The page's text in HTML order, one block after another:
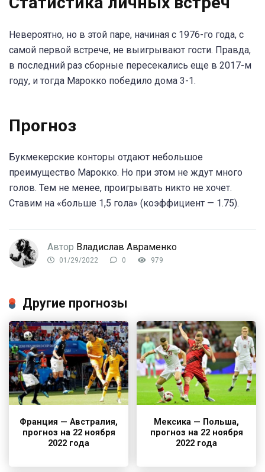
Невероятно, но в этой паре, начиная с 1976-го года, с
самой первой встрече, не выигрывают гости. Правда,
в последний раз сборные пересекались еще в 2017-м
году, и тогда Марокко победило дома 3-1.
Прогноз
Букмекерские конторы отдают небольшое
преимущество Марокко. Но при этом не ждут много
голов. Тем не менее, проигрывать никто не хочет.
Ставим на «больше 1,5 гола» (коэффициент — 1.75).
Автор Владислав Авраменко
01/29/2022 0 979
Другие прогнозы
Франция — Австралия,
прогноз на 22 ноября
2022 года
Мексика — Польша,
прогноз на 22 ноября
2022 года